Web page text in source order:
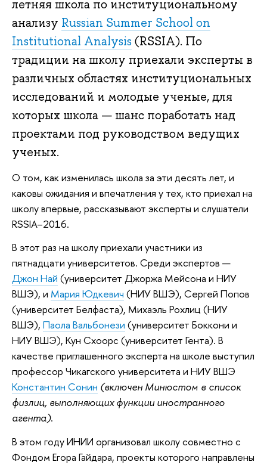
летняя школа по институциональному
анализу Russian Summer School on
Institutional Analysis (RSSIA). По
традиции на школу приехали эксперты в
различных областях институциональных
исследований и молодые ученые, для
которых школа — шанс поработать над
проектами под руководством ведущих
ученых.
О том, как изменилась школа за эти десять лет, и
каковы ожидания и впечатления у тех, кто приехал на
школу впервые, рассказывают эксперты и слушатели
RSSIA–2016.
В этот раз на школу приехали участники из
пятнадцати университетов. Среди экспертов —
Джон Най (университет Джоржа Мейсона и НИУ
ВШЭ), и Мария Юдкевич (НИУ ВШЭ), Сергей Попов
(университет Белфаста), Михаэль Рохлиц (НИУ
ВШЭ), Паола Вальбонези (университет Боккони и
НИУ ВШЭ), Кун Схоорс (университет Гента). В
качестве приглашенного эксперта на школе выступил
профессор Чикагского университета и НИУ ВШЭ
Константин Сонин (включен Минюстом в список
физлиц, выполняющих функции иностранного
агента).
В этом году ИНИИ организовал школу совместно с
Фондом Егора Гайдара, проекты которого направлены